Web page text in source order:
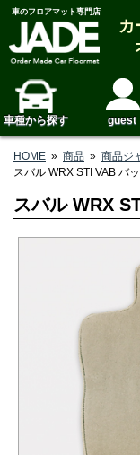
車のフロアマット専門店
カ
車種から探す guest
HOME » 商品 » 商品ジ
スバル WRX STI VAB バ
スバル WRX